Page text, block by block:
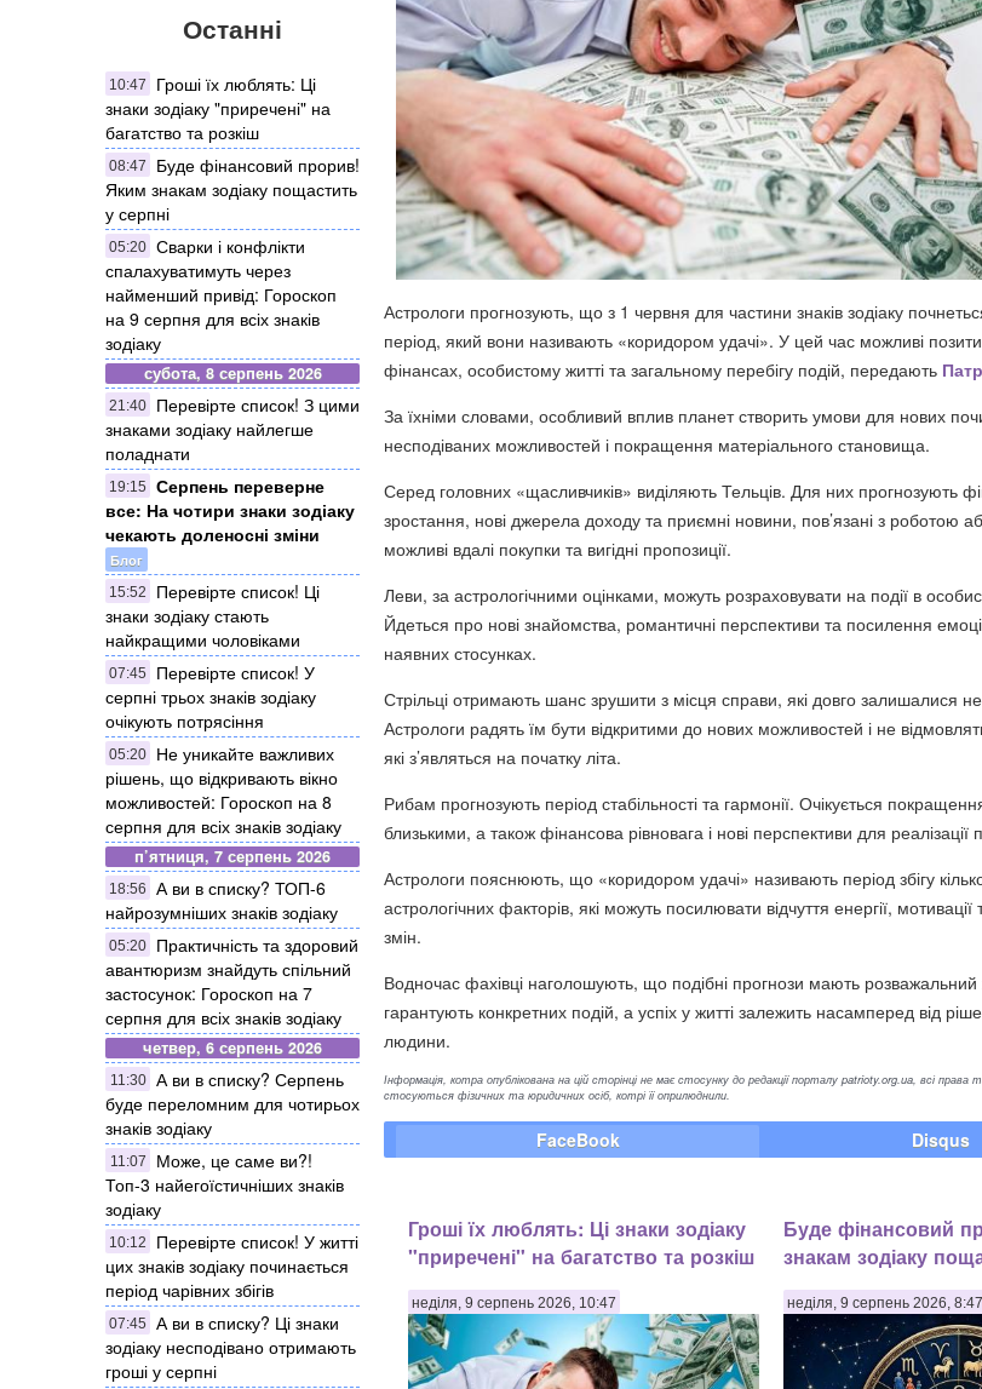
Останні
10:47
Гроші їх люблять: Ці
знаки зодіаку "приречені" на
багатство та розкіш
08:47
Буде фінансовий прорив!
Яким знакам зодіаку пощастить
у серпні
05:20 Сварки і конфлікти
спалахуватимуть через
найменший привід: Гороскоп
на 9 серпня для всіх знаків
зодіаку
субота, 8 серпень 2026
21:40
Перевірте список! З цими
знаками зодіаку найлегше
поладнати
19:15
Серпень переверне
все: На чотири знаки зодіаку
чекають доленосні зміни
Блог
15:52
Перевірте список! Ці
знаки зодіаку стають
найкращими чоловіками
07:45
Перевірте список! У
серпні трьох знаків зодіаку
очікують потрясіння
05:20
Не уникайте важливих
рішень, що відкривають вікно
можливостей: Гороскоп на 8
серпня для всіх знаків зодіаку
п’ятниця, 7 серпень 2026
18:56
А ви в списку? ТОП-6
найрозумніших знаків зодіаку
05:20
Практичність та здоровий
авантюризм знайдуть спільний
застосунок: Гороскоп на 7
серпня для всіх знаків зодіаку
четвер, 6 серпень 2026
11:30
А ви в списку? Серпень
буде переломним для чотирьох
знаків зодіаку
11:07
Може, це саме ви?!
Топ-3 найегоїстичніших знаків
зодіаку
10:12
Перевірте список! У житті
цих знаків зодіаку починається
період чарівних збігів
07:45
А ви в списку? Ці знаки
зодіаку несподівано отримають
гроші у серпні
Астрологи прогнозують, що з 1 червня для частини знаків зодіаку
період, який вони називають «коридором удачі». У цей час можливі
фінансах, особистому житті та загальному перебігу подій, передають
За їхніми словами, особливий вплив планет створить умови для нових
несподіваних можливостей і покращення матеріального становища.
Серед головних «щасливчиків» виділяють Тельців. Для них прогнозують
зростання, нові джерела доходу та приємні новини, пов’язані з роботою
можливі вдалі покупки та вигідні пропозиції.
Леви, за астрологічними оцінками, можуть розраховувати на події в
Йдеться про нові знайомства, романтичні перспективи та посилення
наявних стосунках.
Стрільці отримають шанс зрушити з місця справи, які довго залишалися
Астрологи радять їм бути відкритими до нових можливостей і не
які з’являться на початку літа.
Рибам прогнозують період стабільності та гармонії. Очікується
близькими, а також фінансова рівновага і нові перспективи для реалізації
Астрологи пояснюють, що «коридором удачі» називають період збігу
астрологічних факторів, які можуть посилювати відчуття енергії, мотивації
змін.
Водночас фахівці наголошують, що подібні прогнози мають розважальний
гарантують конкретних подій, а успіх у житті залежить насамперед від
людини.
Інформація, котра опублікована на цій сторінці не має стосунку до редакції порталу patrioty.org.ua, всі права
стосуються фізичних та юридичних осіб, котрі її оприлюднили.
FaceBook Disqus
Гроші їх люблять: Ці знаки зодіаку
"приречені" на багатство та розкіш
неділя, 9 серпень 2026, 10:47
Буде фінансовий
знакам зодіаку
неділя, 9 серпень 2026, 8:47